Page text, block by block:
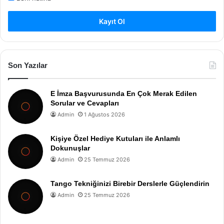
Kayıt Ol
Son Yazılar
E İmza Başvurusunda En Çok Merak Edilen
Sorular ve Cevapları
Admin 1 Ağustos 2026
Kişiye Özel Hediye Kutuları ile Anlamlı
Dokunuşlar
Admin 25 Temmuz 2026
Tango Tekniğinizi Birebir Derslerle Güçlendirin
Admin 25 Temmuz 2026